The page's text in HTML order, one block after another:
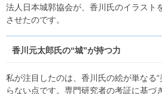
法人日本城郭協会が、香川氏のイラスト
させたのです。
香川元太郎氏の“城”が持つ力
私が注目したのは、香川氏の絵が単なる“
らない点です。専門研究者の考証に基づ